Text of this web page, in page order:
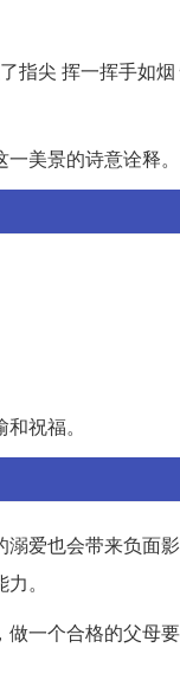
指尖 挥一挥手如
美景的诗意诠释。
祝福。
爱也会带来负面影
。
做一个合格的父母